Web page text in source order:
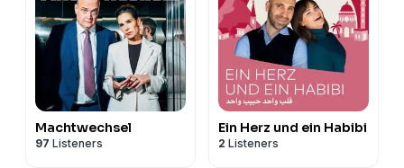
Machtwechsel
97 Listeners
Ein Herz und ein Habibi
2 Listeners